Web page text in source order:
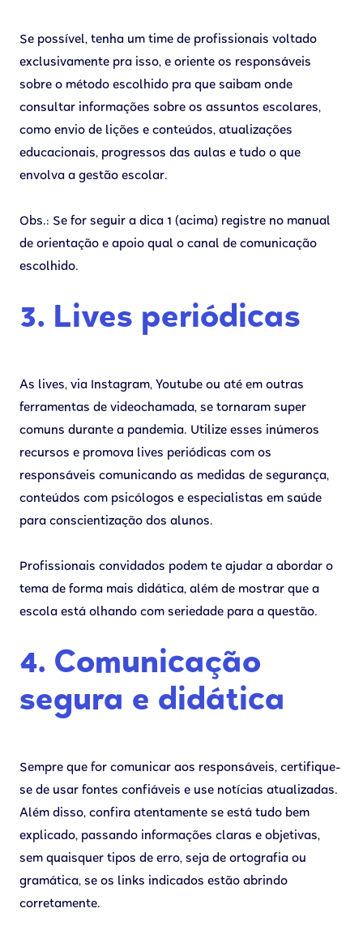
Se possível, tenha um time de profissionais voltado
exclusivamente pra isso, e oriente os responsáveis
sobre o método escolhido pra que saibam onde
consultar informações sobre os assuntos escolares,
como envio de lições e conteúdos, atualizações
educacionais, progressos das aulas e tudo o que
envolva a gestão escolar.
Obs.: Se for seguir a dica 1 (acima) registre no manual
de orientação e apoio qual o canal de comunicação
escolhido.
3. Lives periódicas
As lives, via Instagram, Youtube ou até em outras
ferramentas de videochamada, se tornaram super
comuns durante a pandemia. Utilize esses inúmeros
recursos e promova lives periódicas com os
responsáveis comunicando as medidas de segurança,
conteúdos com psicólogos e especialistas em saúde
para conscientização dos alunos.
Profissionais convidados podem te ajudar a abordar o
tema de forma mais didática, além de mostrar que a
escola está olhando com seriedade para a questão.
4. Comunicação
segura e didática
Sempre que for comunicar aos responsáveis, certifique-
se de usar fontes confiáveis e use notícias atualizadas.
Além disso, confira atentamente se está tudo bem
explicado, passando informações claras e objetivas,
sem quaisquer tipos de erro, seja de ortografia ou
gramática, se os links indicados estão abrindo
corretamente.